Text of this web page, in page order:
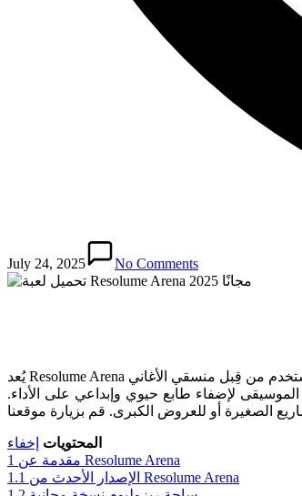
July 24, 2025 No Comments
يُعد Resolume Arena برنامجًا احترافيًا لمزج الفيديوهات وتشغيلها في الوقت الفعلي، ويُستخدم من قِبل منسقي الأغاني (DJs) وفناني الفيديو (VJs) ومنظمي العروض لإنتاج تجارب بصرية مبهرة. يساعد البرنامج في
الموسيقى لإضفاء طابع حيوي وإبداعي على الأداء.
الصغيرة أو للعروض الكبرى.
المحتويات إخفاء
1
مقدمة عن Resolume Arena
1.1
الإصدار الأحدث من Resolume Arena